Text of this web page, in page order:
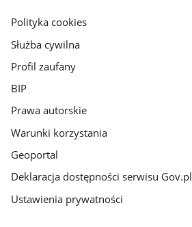
gov.pl
Polityka cookies
Służba cywilna
Profil zaufany
BIP
Prawa autorskie
Warunki korzystania
Geoportal
Deklaracja dostępności serwisu Gov.pl
Ustawienia prywatności